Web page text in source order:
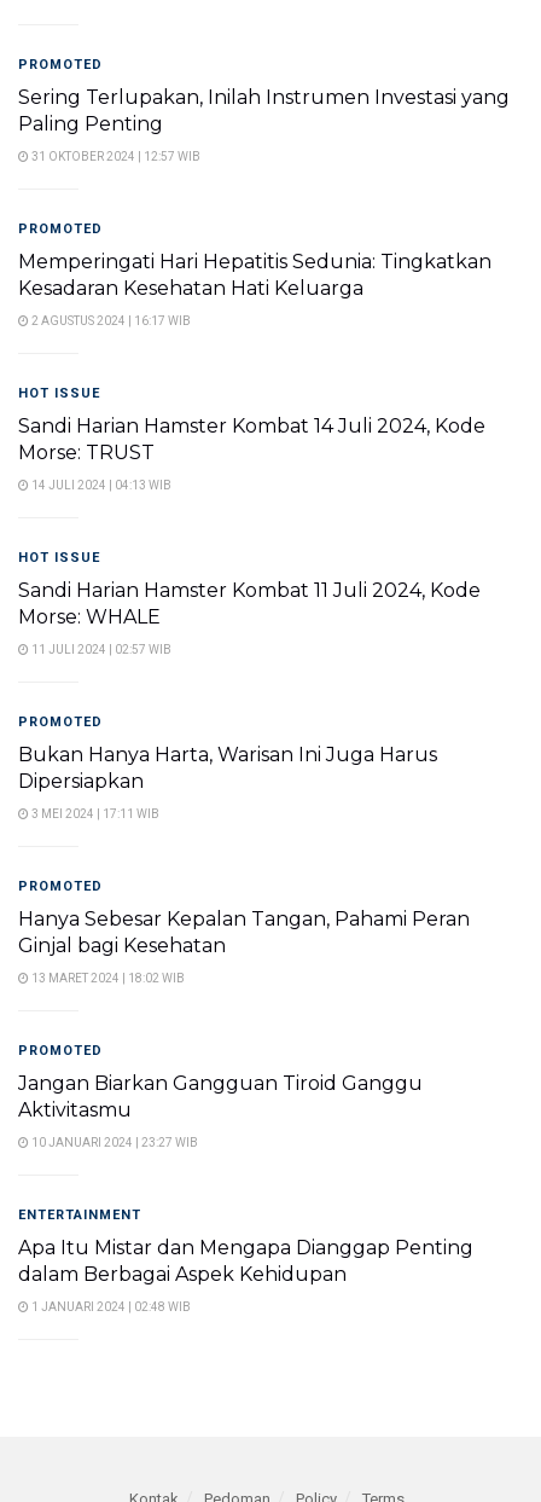
PROMOTED
Sering Terlupakan, Inilah Instrumen Investasi yang
Paling Penting
31 OKTOBER 2024 | 12:57 WIB
PROMOTED
Memperingati Hari Hepatitis Sedunia: Tingkatkan
Kesadaran Kesehatan Hati Keluarga
2 AGUSTUS 2024 | 16:17 WIB
HOT ISSUE
Sandi Harian Hamster Kombat 14 Juli 2024, Kode
Morse: TRUST
14 JULI 2024 | 04:13 WIB
HOT ISSUE
Sandi Harian Hamster Kombat 11 Juli 2024, Kode
Morse: WHALE
11 JULI 2024 | 02:57 WIB
PROMOTED
Bukan Hanya Harta, Warisan Ini Juga Harus
Dipersiapkan
3 MEI 2024 | 17:11 WIB
PROMOTED
Hanya Sebesar Kepalan Tangan, Pahami Peran
Ginjal bagi Kesehatan
13 MARET 2024 | 18:02 WIB
PROMOTED
Jangan Biarkan Gangguan Tiroid Ganggu
Aktivitasmu
10 JANUARI 2024 | 23:27 WIB
ENTERTAINMENT
Apa Itu Mistar dan Mengapa Dianggap Penting
dalam Berbagai Aspek Kehidupan
1 JANUARI 2024 | 02:48 WIB